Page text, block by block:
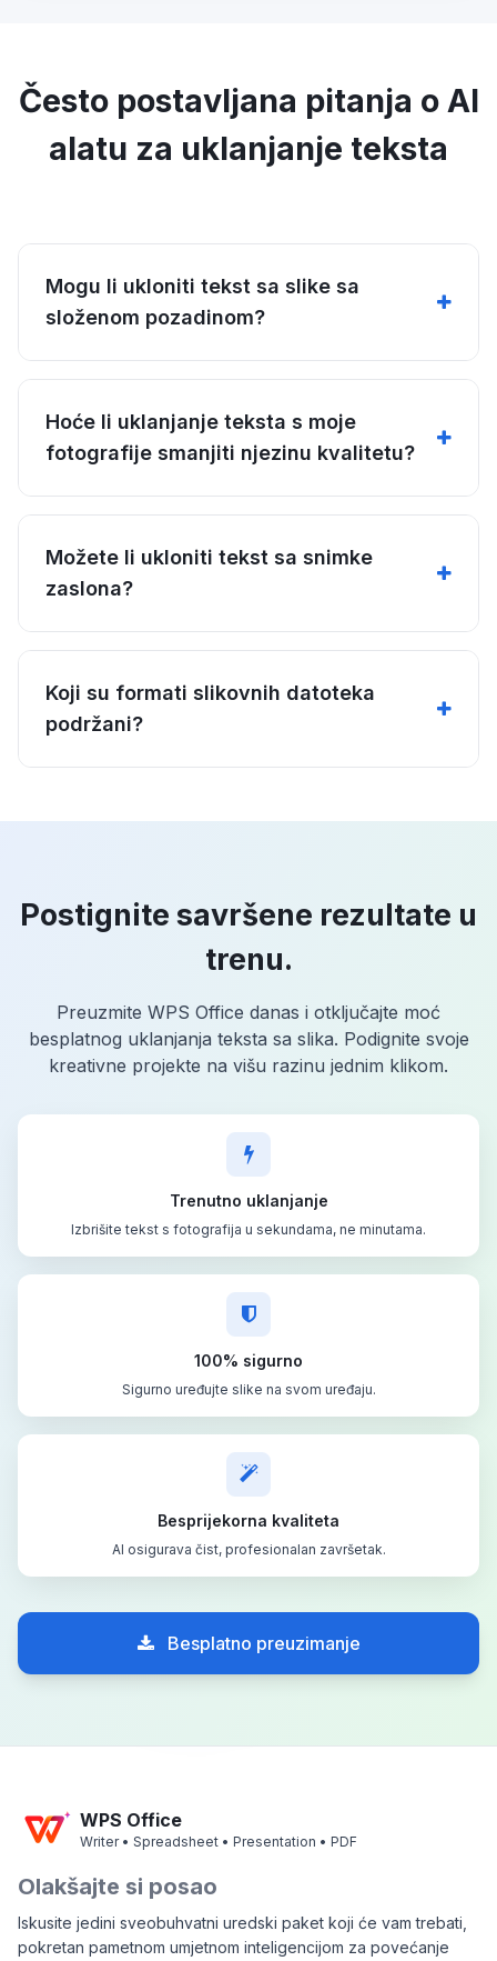
Često postavljana pitanja o AI
alatu za uklanjanje teksta
Mogu li ukloniti tekst sa slike sa
složenom pozadinom?
Hoće li uklanjanje teksta s moje
fotografije smanjiti njezinu kvalitetu?
Možete li ukloniti tekst sa snimke
zaslona?
Koji su formati slikovnih datoteka
podržani?
Postignite savršene rezultate u
trenu.
Preuzmite WPS Office danas i otključajte moć
besplatnog uklanjanja teksta sa slika. Podignite svoje
kreativne projekte na višu razinu jednim klikom.
Trenutno uklanjanje
Izbrišite tekst s fotografija u sekundama, ne minutama.
100% sigurno
Sigurno uređujte slike na svom uređaju.
Besprijekorna kvaliteta
AI osigurava čist, profesionalan završetak.
Besplatno preuzimanje
WPS Office
Writer • Spreadsheet • Presentation • PDF
Olakšajte si posao
Iskusite jedini sveobuhvatni uredski paket koji će vam trebati,
pokretan pametnom umjetnom inteligencijom za povećanje